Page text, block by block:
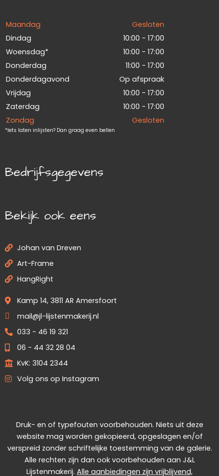
Maandag
Gesloten
Dindag
10:00 - 17:00
Woensdag*
10:00 - 17:00
Donderdag
11:00 - 17:00
Donderdagavond
Op afspraak
Vrijdag
10:00 - 17:00
Zaterdag
10:00 - 17:00
Zondag
Gesloten
*Iets laten inlijsten? Dan graag even bellen
Bedrijfsgegevens
Bekijk ook eens
Johan van Dreven
Art-Frame
HangRight
Kamp 14, 3811 AR Amersfoort
mail@jl-lijstenmakerij.nl
033 - 46 19 321
06 - 44 32 28 04
KvK: 3104 2344
Volg ons op Instagram
Druk- en of typefouten voorbehouden. Niets uit deze
website mag worden gekopieerd, opgeslagen en/of
verspreid zonder schriftelijke toestemming van de galerie.
Alle rechten zijn dan ook voorbehouden aan J&L
Lijstenmakerij. Alle aanbiedingen zijn vrijblijvend,